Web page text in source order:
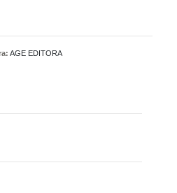
AGE EDITORA